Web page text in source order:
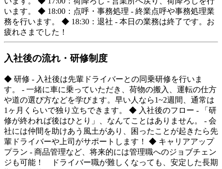
います。 ◆ 18:00：点呼・事務処理 - 終業点呼や事務処理業
務を行います。 ◆ 18:30：退社 - 本日の業務は終了です。お
疲れさまでした！
入社後の流れ・研修制度
◆ 研修 - 入社後は先輩ドライバーとの同乗研修を行いま
す。 - 一緒に車に乗っていただき、荷物の搬入、運転の仕方
や道の選び方などを学びます。早い人なら1~2週間、通常は
1ヶ月くらいで独り立ちできます。 ◆ 入社後のフロー - 「研
修が終われば後はひとり」、なんてことはありません。 - 会
社には仲間を助けあう風土があり、困ったことが起きたら先
輩ドライバーや上司がサポートします！ ◆ キャリアアップ
プラン - 商品管理など、将来的には管理職へのジョブチェン
ジも可能！ ドライバー職が難しくなっても、安定した長期